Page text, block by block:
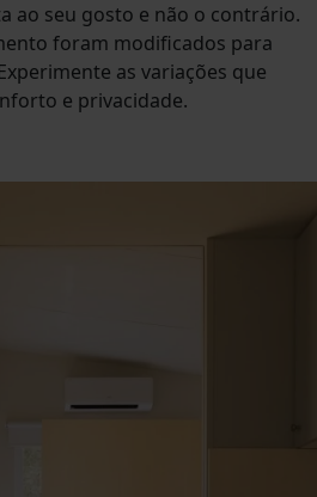
ao seu gosto e não o contrário.
foram modificados para
as variações que
e privacidade.